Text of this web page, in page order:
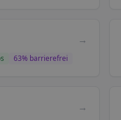
→
63% barrierefrei
→